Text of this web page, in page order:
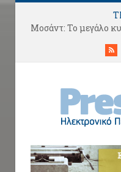
Και στην Μύκονο .. το